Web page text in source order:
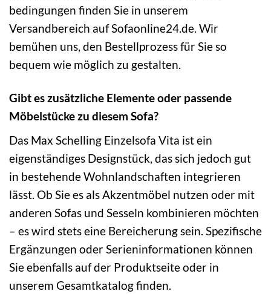
bedingungen finden Sie in unserem
Versandbereich auf Sofaonline24.de. Wir
bemühen uns, den Bestellprozess für Sie so
bequem wie möglich zu gestalten.
Gibt es zusätzliche Elemente oder passende
Möbelstücke zu diesem Sofa?
Das Max Schelling Einzelsofa Vita ist ein
eigenständiges Designstück, das sich jedoch gut
in bestehende Wohnlandschaften integrieren
lässt. Ob Sie es als Akzentmöbel nutzen oder mit
anderen Sofas und Sesseln kombinieren möchten
– es wird stets eine Bereicherung sein. Spezifische
Ergänzungen oder Serieninformationen können
Sie ebenfalls auf der Produktseite oder in
unserem Gesamtkatalog finden.